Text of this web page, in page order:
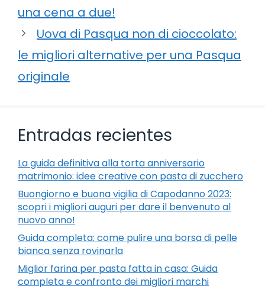
una cena a due!
Uova di Pasqua non di cioccolato:
le migliori alternative per una Pasqua
originale
Entradas recientes
La guida definitiva alla torta anniversario
matrimonio: idee creative con pasta di zucchero
Buongiorno e buona vigilia di Capodanno 2023:
scopri i migliori auguri per dare il benvenuto al
nuovo anno!
Guida completa: come pulire una borsa di pelle
bianca senza rovinarla
Miglior farina per pasta fatta in casa: Guida
completa e confronto dei migliori marchi